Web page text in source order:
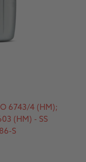
6743/4 (HM);
(HM) - SS
S